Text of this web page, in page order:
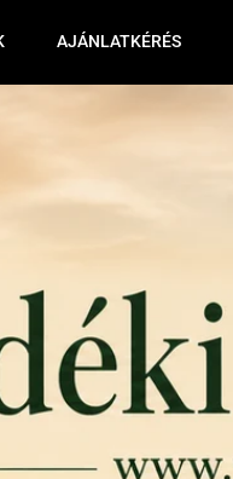
AJÁNLATKÉRÉS